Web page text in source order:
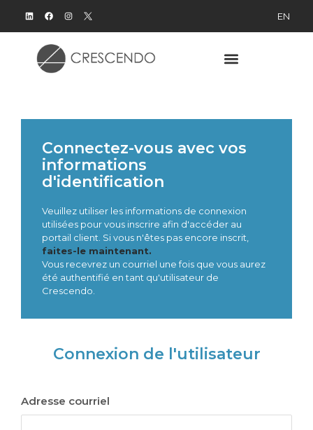
EN
Connectez-vous avec vos
informations
d'identification
Veuillez utiliser les informations de connexion
utilisées pour vous inscrire afin d'accéder au
portail client. Si vous n'êtes pas encore inscrit,
faites-le maintenant.
Vous recevrez un courriel une fois que vous aurez
été authentifié en tant qu'utilisateur de
Crescendo.
Connexion de l'utilisateur
Adresse courriel